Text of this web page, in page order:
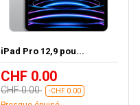
iPad Pro 12,9 pou...
CHF 0.00
CHF 0.00 -CHF 0.00